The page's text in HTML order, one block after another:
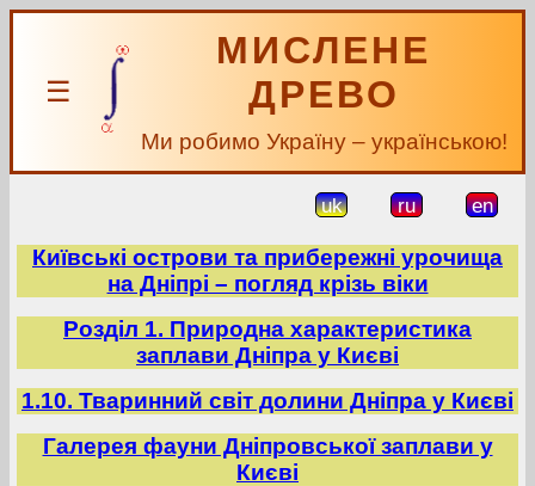
☰
МИСЛЕНЕ
ДРЕВО
Ми робимо Україну – українською!
uk ru en
Київські острови та прибережні урочища
на Дніпрі – погляд крізь віки
Розділ 1. Природна характеристика
заплави Дніпра у Києві
1.10. Тваринний світ долини Дніпра у Києві
Галерея фауни Дніпровської заплави у
Києві